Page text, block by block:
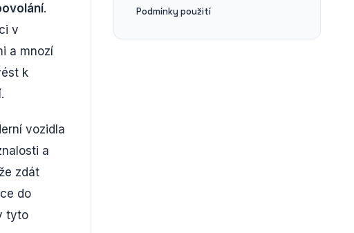
.
v
a mnozí
k
vozidla
a
zdát
do
tyto
Podmínky použití